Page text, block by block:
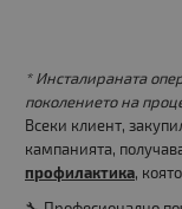
* Инсталираната
поколението на
Всеки клиент,
кампанията,
профилактика,